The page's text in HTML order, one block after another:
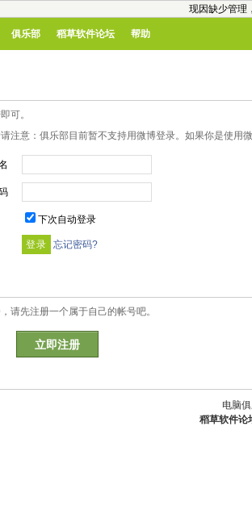
现因缺少管理
俱乐部 稻草软件论坛 帮助
可。
注意：俱乐部目前暂不支持用微博登录。如果你是使用
下次自动登录
忘记密码?
请先注册一个属于自己的帐号吧。
立即注册
电脑
稻草软件论